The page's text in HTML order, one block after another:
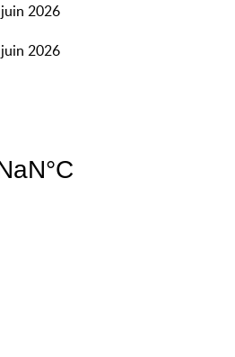
2026
2026